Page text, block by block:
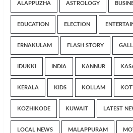
ALAPPUZHA ASTROLOGY
EDUCATION ELECTION
ERNAKULAM FLASH STORY
IDUKKI INDIA KANNUR
KERALA KIDS KOLLAM
KOZHIKODE KUWAIT LATEST
LOCAL NEWS MALAPPURAM